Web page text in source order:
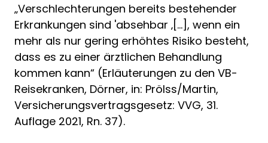
„Verschlechterungen bereits bestehender
Erkrankungen sind 'absehbar ‚[...], wenn ein
mehr als nur gering erhöhtes Risiko besteht,
dass es zu einer ärztlichen Behandlung
kommen kann“ (Erläuterungen zu den VB-
Reisekranken, Dörner, in: Prölss/Martin,
Versicherungsvertragsgesetz: VVG, 31.
Auflage 2021, Rn. 37).